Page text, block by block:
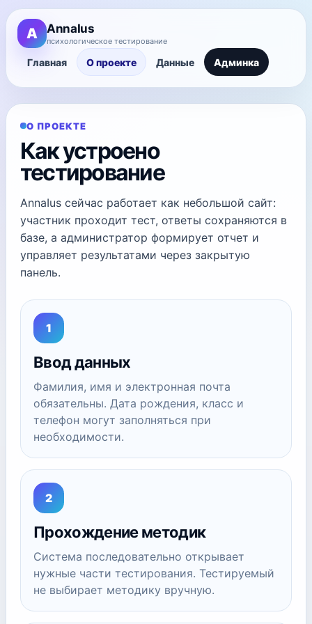
A AnnaIus
психологическое тестирование
Главная О проекте Данные Админка
О ПРОЕКТЕ
Как устроено
тестирование
AnnaIus сейчас работает как небольшой сайт:
участник проходит тест, ответы сохраняются в
базе, а администратор формирует отчет и
управляет результатами через закрытую
панель.
1
Ввод данных
Фамилия, имя и электронная почта
обязательны. Дата рождения, класс и
телефон могут заполняться при
необходимости.
2
Прохождение методик
Система последовательно открывает
нужные части тестирования. Тестируемый
не выбирает методику вручную.